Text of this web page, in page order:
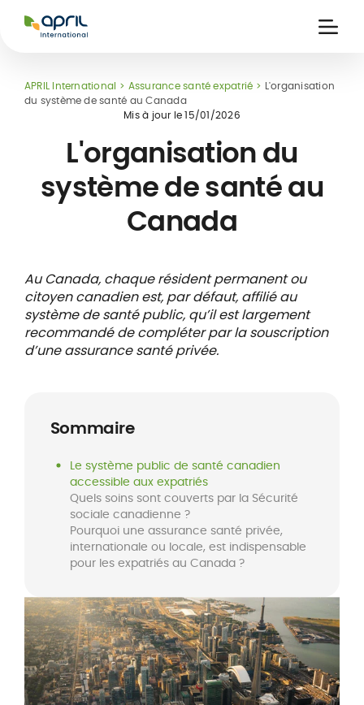
International
Carte assuré
APRIL International Assurance santé expatrié
L'organisation
du système de santé au Canada
Sommaire
Le système public de santé canadien
accessible aux expatriés
Quels soins sont couverts par la Sécurité
sociale canadienne ?
Pourquoi une assurance santé privée,
internationale ou locale, est indispensable
pour les expatriés au Canada ?
Mis à jour le15/01/2026
L'organisation du
système de santé au
Canada
Au Canada, chaque résident permanent ou
citoyen canadien est, par défaut, affilié au
système de santé public, qu’il est largement
recommandé de compléter par la souscription
d’une assurance santé privée.